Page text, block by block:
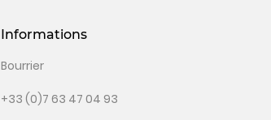
Informations
Bourrier
+33 (0)7 63 47 04 93